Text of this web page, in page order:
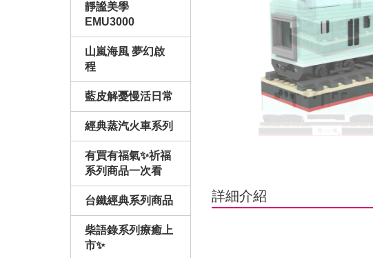
靜謐美學
EMU3000
山嵐海風 夢幻啟
程
藍皮解憂慢活日常
經典蒸汽火車系列
有買有福氣✨祈福
系列商品一次看
台鐵經典系列商品
柴語錄系列療癒上
市✨
詳細介紹